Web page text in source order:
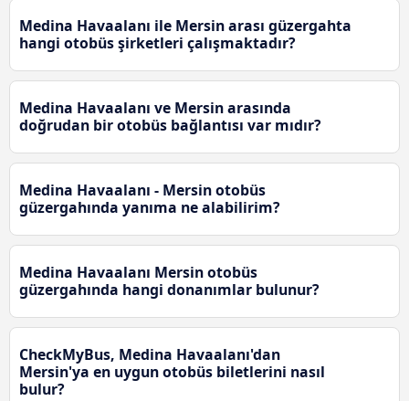
Medina Havaalanı ile Mersin arası güzergahta
hangi otobüs şirketleri çalışmaktadır?
Medina Havaalanı ve Mersin arasında
doğrudan bir otobüs bağlantısı var mıdır?
Medina Havaalanı - Mersin otobüs
güzergahında yanıma ne alabilirim?
Medina Havaalanı Mersin otobüs
güzergahında hangi donanımlar bulunur?
CheckMyBus, Medina Havaalanı'dan
Mersin'ya en uygun otobüs biletlerini nasıl
bulur?